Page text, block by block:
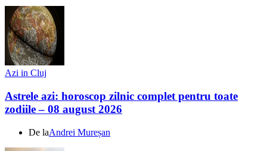
Azi in Cluj
Astrele azi: horoscop zilnic complet pentru toate
zodiile – 08 august 2026
De laAndrei Mureșan